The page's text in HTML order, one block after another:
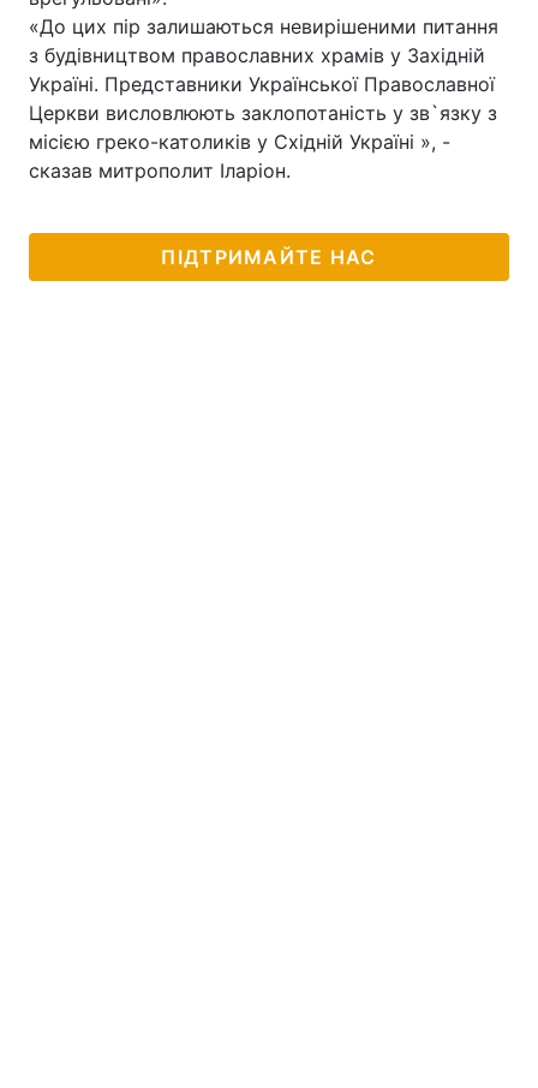
«До цих пір залишаються невирішеними питання
з будівництвом православних храмів у Західній
Україні. Представники Української Православної
Церкви висловлюють заклопотаність у зв`язку з
місією греко-католиків у Східній Україні », -
сказав митрополит Іларіон.
ПІДТРИМАЙТЕ НАС